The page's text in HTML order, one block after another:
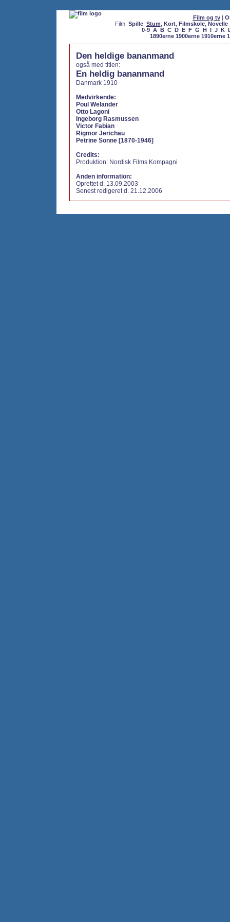
Film og tv|
Film: Spille, Stum Kort, Filmskole, Novelle
0-9 A B C D E F G H I J K
1890erne 1900erne 1910erne
Den heldige bananmand
også med titlen:
En heldig bananmand
Danmark 1910
Medvirkende:
Poul Welander
Otto Lagoni
Ingeborg Rasmussen
Victor Fabian
Rigmor Jerichau
Petrine Sonne [1870-1946]
Credits:
Produktion: Nordisk Films Kompagni
Anden information:
Oprettet d. 13.09.2003
Senest redigeret d. 21.12.2006